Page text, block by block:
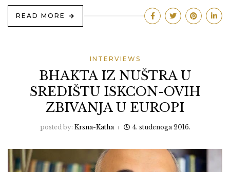
READ MORE
INTERVIEWS
BHAKTA IZ NUŠTRA U
SREDIŠTU ISKCON-OVIH
ZBIVANJA U EUROPI
posted by: Krsna-Katha 4. studenoga 2016.